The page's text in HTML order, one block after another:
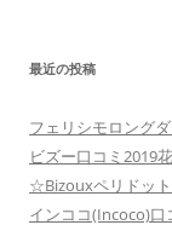
最近の投稿
フェリシモロング
ビズー口コミ2019
☆Bizouxペリドッ
インココ(Incoco)